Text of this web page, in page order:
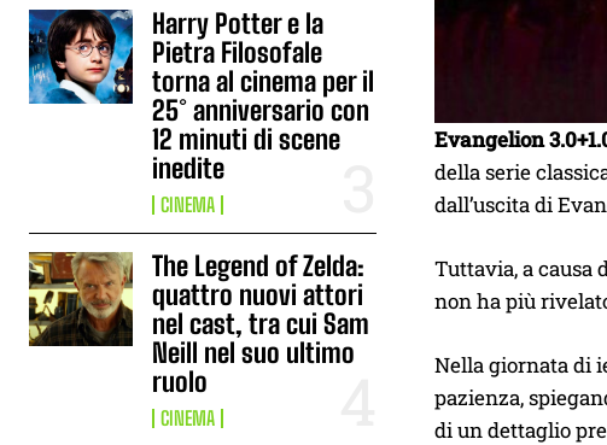
Harry Potter e la
Pietra Filosofale
torna al cinema per il
25° anniversario con
12 minuti di scene
inedite
CINEMA
The Legend of Zelda:
quattro nuovi attori
nel cast, tra cui Sam
Neill nel suo ultimo
ruolo
CINEMA
Evangelion
della serie
dall’uscita di
Tuttavia, a causa
non ha più
Nella giornata di
pazienza,
di un dettaglio